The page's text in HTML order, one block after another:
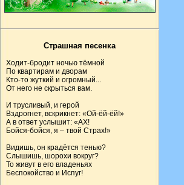
Страшная песенка
Ходит-бродит ночью тёмной
По квартирам и дворам
Кто-то жуткий и огромный...
От него не скрыться вам.
И трусливый, и герой
Вздрогнет, вскрикнет: «Ой-ёй-ёй!»
А в ответ услышит: «АХ!
Бойся-бойся, я – твой Страх!»
Видишь, он крадётся тенью?
Слышишь, шорохи вокруг?
То живут в его владеньях
Беспокойство и Испуг!